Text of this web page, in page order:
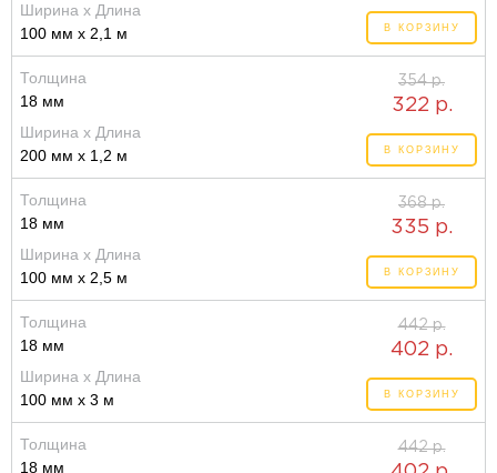
Ширина x Длина
100 мм x 2,1 м
В КОРЗИНУ
Толщина
18 мм
Ширина x Длина
200 мм x 1,2 м
354 р.
322 р.
В КОРЗИНУ
Толщина
18 мм
Ширина x Длина
100 мм x 2,5 м
368 р.
335 р.
В КОРЗИНУ
Толщина
18 мм
Ширина x Длина
100 мм x 3 м
442 р.
402 р.
В КОРЗИНУ
Толщина
18 мм
442 р.